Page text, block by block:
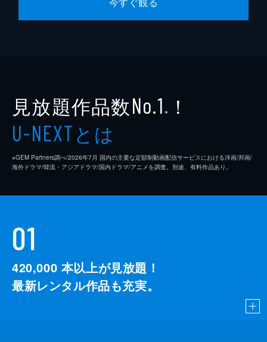
見放題作品数No.1 ※ ！
U-NEXTとは
※GEM Partners調べ/2026年7⽉ 国内の主要な定額制動画配信サービスにおける洋画/邦画/
海外ドラマ/韓流・アジアドラマ/国内ドラマ/アニメを調査。別途、有料作品あり。
01
420,000 本以上が見放題！
最新レンタル作品も充実。